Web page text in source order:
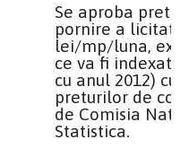
Se aproba
pornire a
lei/mp/luna,
ce va fi indexata
cu anul 2012) cu
preturilor de
de Comisia
Statistica.